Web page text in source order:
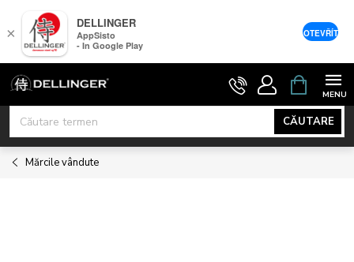
Treci
conținut
CĂUTARE
COŞ
DE
Mărcile vândute
×
DELLINGER
AppSisto
- In Google Play
OTEVŘÍT